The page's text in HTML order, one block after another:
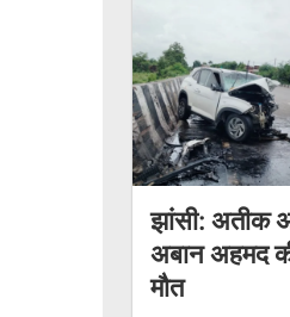
झांसी: अतीक
अबान अहमद
मौत